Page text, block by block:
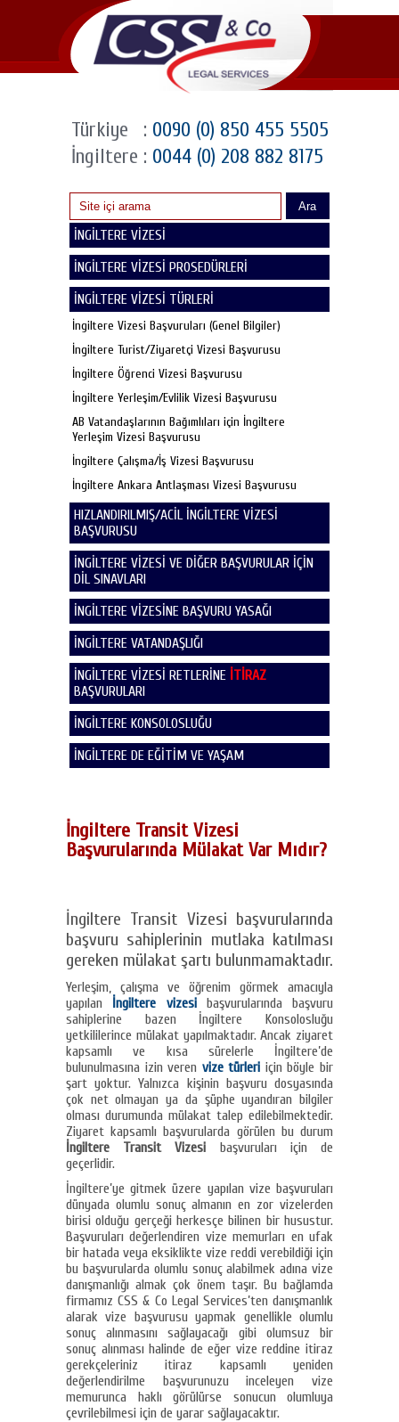
Türkiye : 0090 (0) 850 455 5505
İngiltere : 0044 (0) 208 882 8175
Ara
İNGİLTERE VİZESİ
İNGİLTERE VİZESİ PROSEDÜRLERİ
İNGİLTERE VİZESİ TÜRLERİ
İngiltere Vizesi Başvuruları (Genel Bilgiler)
İngiltere Turist/Ziyaretçi Vizesi Başvurusu
İngiltere Öğrenci Vizesi Başvurusu
İngiltere Yerleşim/Evlilik Vizesi Başvurusu
AB Vatandaşlarının Bağımlıları için İngiltere
Yerleşim Vizesi Başvurusu
İngiltere Çalışma/İş Vizesi Başvurusu
İngiltere Ankara Antlaşması Vizesi Başvurusu
HIZLANDIRILMIŞ/ACİL İNGİLTERE VİZESİ
BAŞVURUSU
İNGİLTERE VİZESİ VE DİĞER BAŞVURULAR İÇİN
DİL SINAVLARI
İNGİLTERE VİZESİNE BAŞVURU YASAĞI
İNGİLTERE VATANDAŞLIĞI
İNGİLTERE VİZESİ RETLERİNE İTİRAZ
BAŞVURULARI
İNGİLTERE KONSOLOSLUĞU
İNGİLTERE DE EĞİTİM VE YAŞAM
İngiltere Transit Vizesi
Başvurularında Mülakat Var Mıdır?
İngiltere Transit Vizesi başvurularında
başvuru sahiplerinin mutlaka katılması
gereken mülakat şartı bulunmamaktadır.
Yerleşim, çalışma ve öğrenim görmek amacıyla
yapılan İngiltere vizesibaşvurularında başvuru
sahiplerine bazen İngiltere Konsolosluğu
yetkililerince mülakat yapılmaktadır. Ancak ziyaret
kapsamlı ve kısa sürelerle İngiltere’de
bulunulmasına izin veren vize türleri için böyle bir
şart yoktur. Yalnızca kişinin başvuru dosyasında
çok net olmayan ya da şüphe uyandıran bilgiler
olması durumunda mülakat talep edilebilmektedir.
Ziyaret kapsamlı başvurularda görülen bu durum
İngiltere Transit Vizesi başvuruları için de
geçerlidir.
İngiltere’ye gitmek üzere yapılan vize başvuruları
dünyada olumlu sonuç almanın en zor vizelerden
birisi olduğu gerçeği herkesçe bilinen bir husustur.
Başvuruları değerlendiren vize memurları en ufak
bir hatada veya eksiklikte vize reddi verebildiği için
bu başvurularda olumlu sonuç alabilmek adına vize
danışmanlığı almak çok önem taşır. Bu bağlamda
firmamız CSS & Co Legal Services’ten danışmanlık
alarak vize başvurusu yapmak genellikle olumlu
sonuç alınmasını sağlayacağı gibi olumsuz bir
sonuç alınması halinde de eğer vize reddine itiraz
gerekçeleriniz itiraz kapsamlı yeniden
değerlendirilme başvurunuzu inceleyen vize
memurunca haklı görülürse sonucun olumluya
çevrilebilmesi için de yarar sağlayacaktır.